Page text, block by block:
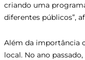
criando uma
diferentes públicos”,
Além da importância
local. No ano